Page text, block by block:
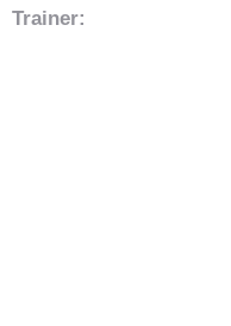
Trainer: